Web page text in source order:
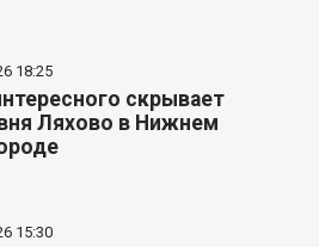
18:25
скрывает
Ляхово в Нижнем
15:30